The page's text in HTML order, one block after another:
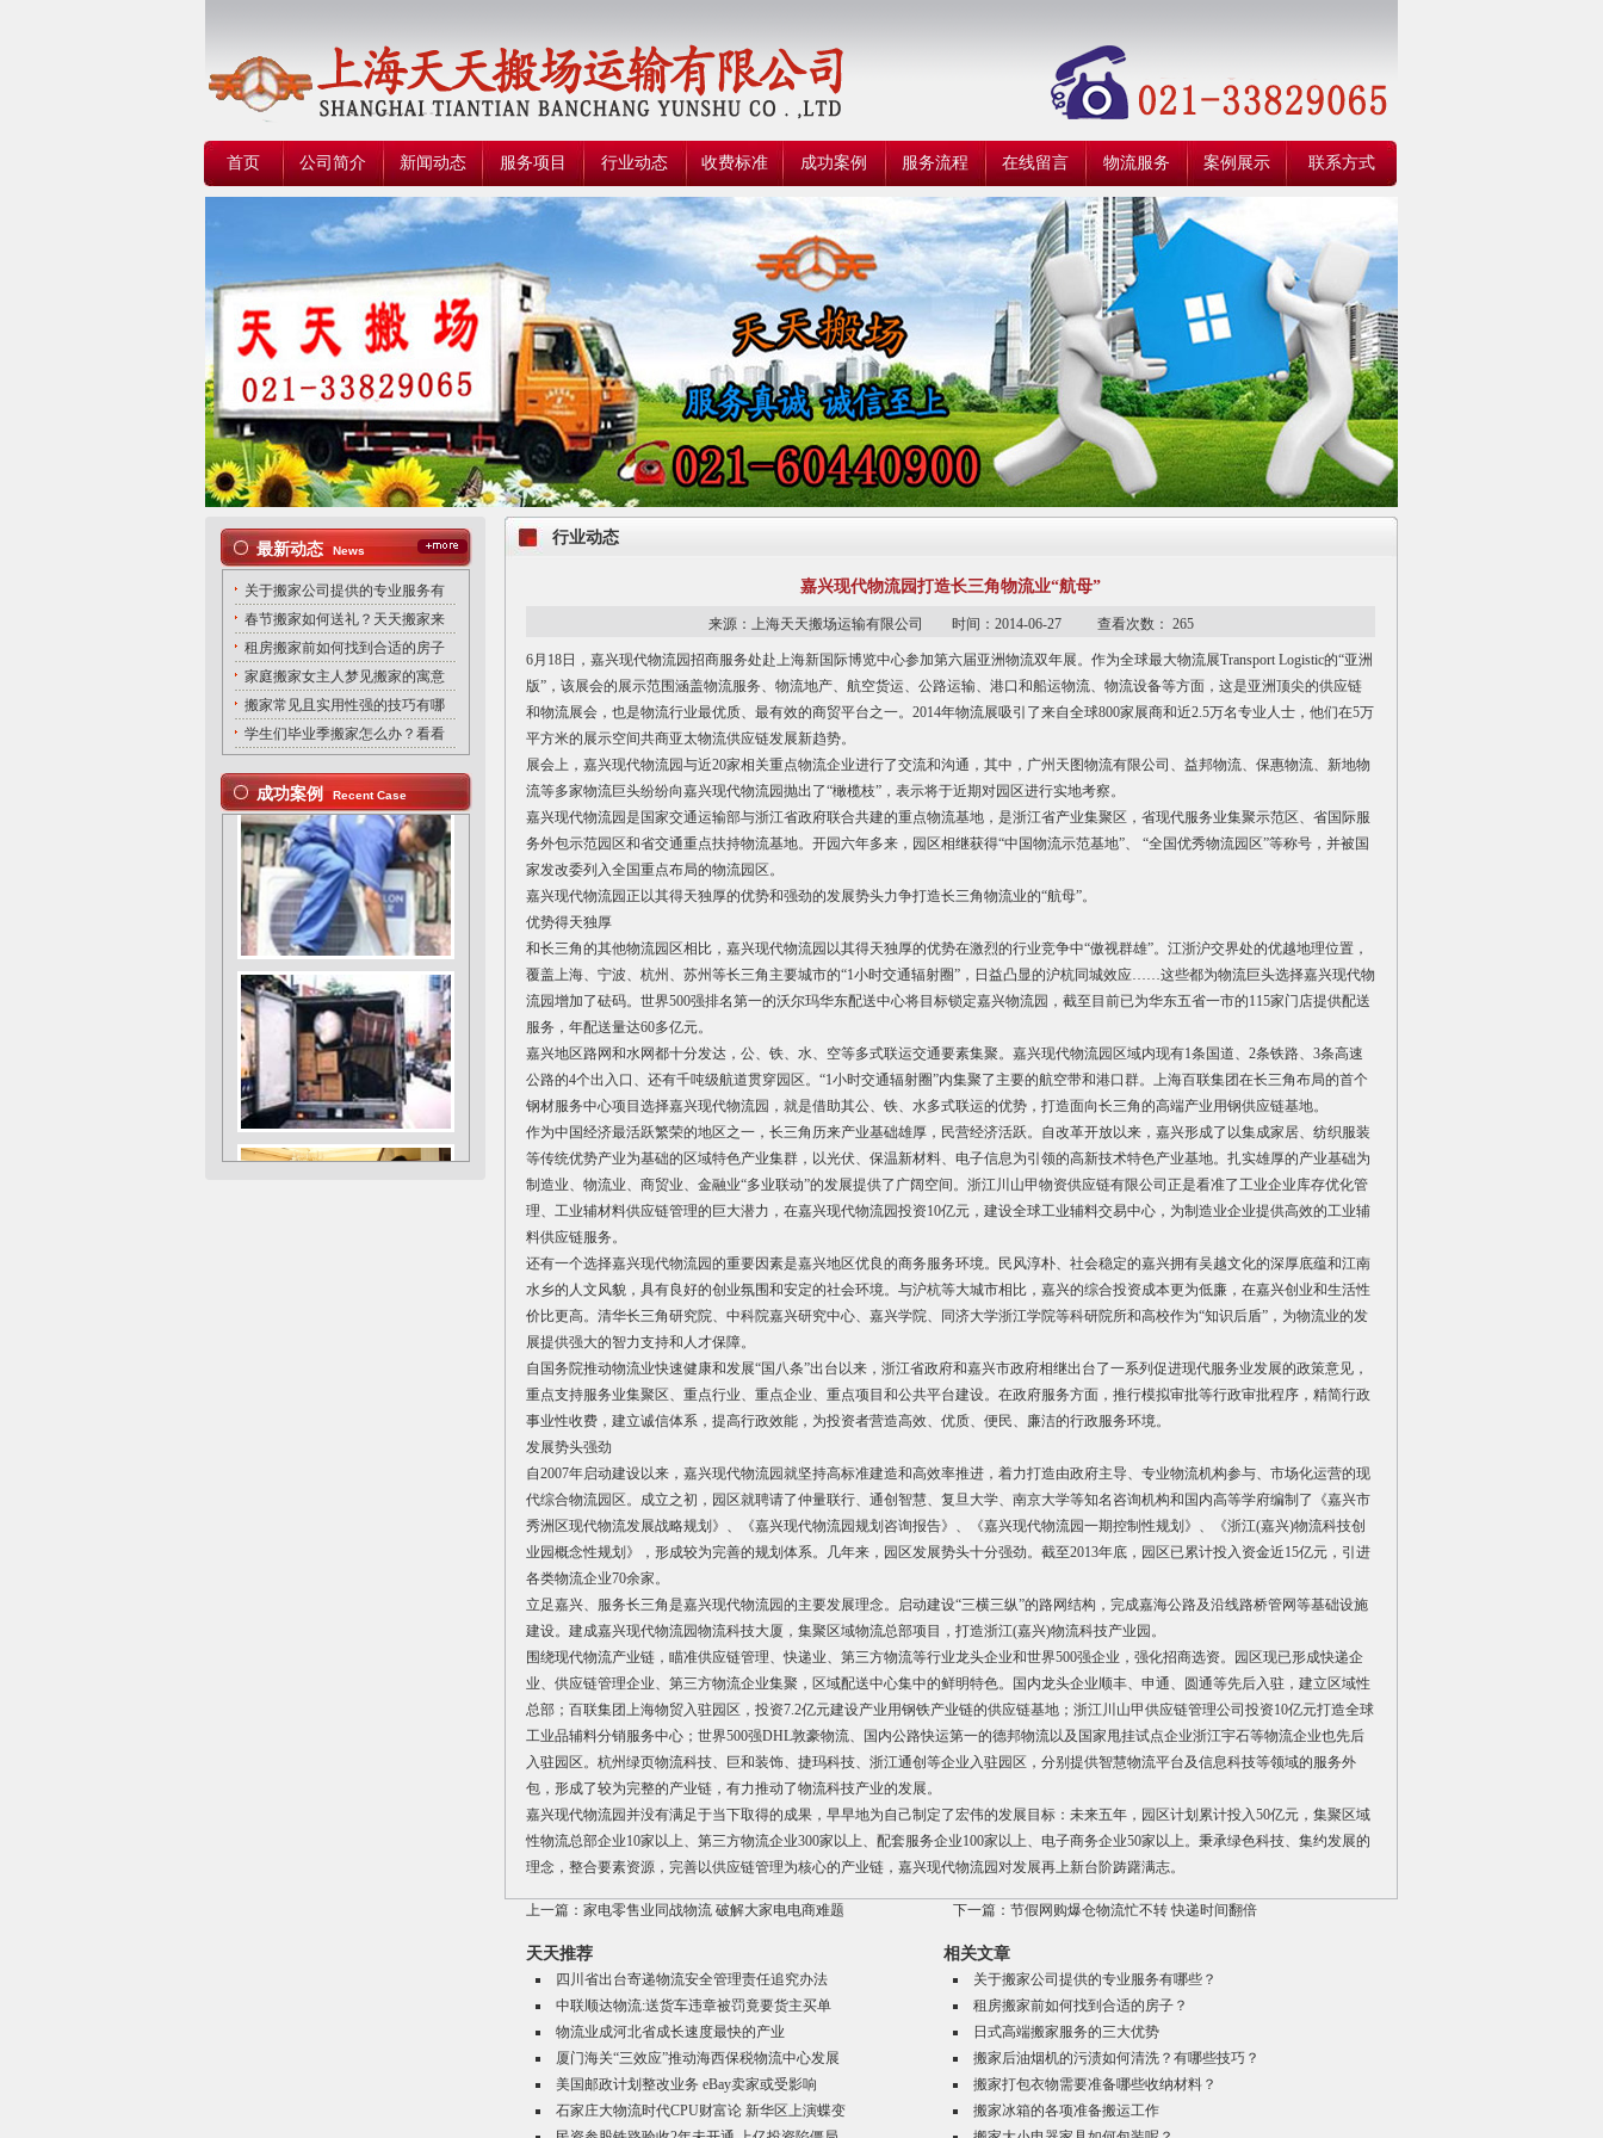
首页 公司简介 新闻动态 服务项目 行业动态 收费标准 成功案例 服务流程 在线留言 物流服务 案例展示 联系方式
最新动态 News
关于搬家公司提供的专业服务有
春节搬家如何送礼？天天搬家来
租房搬家前如何找到合适的房子
家庭搬家女主人梦见搬家的寓意
搬家常见且实用性强的技巧有哪
学生们毕业季搬家怎么办？看看
成功案例 Recent Case
行业动态
嘉兴现代物流园打造长三角物流业“航母”
来源：上海天天搬场运输有限公司 时间：2014-06-27 查看次数： 265
6月18日，嘉兴现代物流园招商服务处赴上海新国际博览中心参加第六届亚洲物流双年展。作为全球最大物流展Transport Logistic的“亚洲
版”，该展会的展示范围涵盖物流服务、物流地产、航空货运、公路运输、港口和船运物流、物流设备等方面，这是亚洲顶尖的供应链
和物流展会，也是物流行业最优质、最有效的商贸平台之一。2014年物流展吸引了来自全球800家展商和近2.5万名专业人士，他们在5万
平方米的展示空间共商亚太物流供应链发展新趋势。
展会上，嘉兴现代物流园与近20家相关重点物流企业进行了交流和沟通，其中，广州天图物流有限公司、益邦物流、保惠物流、新地物
流等多家物流巨头纷纷向嘉兴现代物流园抛出了“橄榄枝”，表示将于近期对园区进行实地考察。
嘉兴现代物流园是国家交通运输部与浙江省政府联合共建的重点物流基地，是浙江省产业集聚区，省现代服务业集聚示范区、省国际服
务外包示范园区和省交通重点扶持物流基地。开园六年多来，园区相继获得“中国物流示范基地”、 “全国优秀物流园区”等称号，并被国
家发改委列入全国重点布局的物流园区。
嘉兴现代物流园正以其得天独厚的优势和强劲的发展势头力争打造长三角物流业的“航母”。
优势得天独厚
和长三角的其他物流园区相比，嘉兴现代物流园以其得天独厚的优势在激烈的行业竞争中“傲视群雄”。江浙沪交界处的优越地理位置，
覆盖上海、宁波、杭州、苏州等长三角主要城市的“1小时交通辐射圈”，日益凸显的沪杭同城效应……这些都为物流巨头选择嘉兴现代物
流园增加了砝码。世界500强排名第一的沃尔玛华东配送中心将目标锁定嘉兴物流园，截至目前已为华东五省一市的115家门店提供配送
服务，年配送量达60多亿元。
嘉兴地区路网和水网都十分发达，公、铁、水、空等多式联运交通要素集聚。嘉兴现代物流园区域内现有1条国道、2条铁路、3条高速
公路的4个出入口、还有千吨级航道贯穿园区。“1小时交通辐射圈”内集聚了主要的航空带和港口群。上海百联集团在长三角布局的首个
钢材服务中心项目选择嘉兴现代物流园，就是借助其公、铁、水多式联运的优势，打造面向长三角的高端产业用钢供应链基地。
作为中国经济最活跃繁荣的地区之一，长三角历来产业基础雄厚，民营经济活跃。自改革开放以来，嘉兴形成了以集成家居、纺织服装
等传统优势产业为基础的区域特色产业集群，以光伏、保温新材料、电子信息为引领的高新技术特色产业基地。扎实雄厚的产业基础为
制造业、物流业、商贸业、金融业“多业联动”的发展提供了广阔空间。浙江川山甲物资供应链有限公司正是看准了工业企业库存优化管
理、工业辅材料供应链管理的巨大潜力，在嘉兴现代物流园投资10亿元，建设全球工业辅料交易中心，为制造业企业提供高效的工业辅
料供应链服务。
还有一个选择嘉兴现代物流园的重要因素是嘉兴地区优良的商务服务环境。民风淳朴、社会稳定的嘉兴拥有吴越文化的深厚底蕴和江南
水乡的人文风貌，具有良好的创业氛围和安定的社会环境。与沪杭等大城市相比，嘉兴的综合投资成本更为低廉，在嘉兴创业和生活性
价比更高。清华长三角研究院、中科院嘉兴研究中心、嘉兴学院、同济大学浙江学院等科研院所和高校作为“知识后盾”，为物流业的发
展提供强大的智力支持和人才保障。
自国务院推动物流业快速健康和发展“国八条”出台以来，浙江省政府和嘉兴市政府相继出台了一系列促进现代服务业发展的政策意见，
重点支持服务业集聚区、重点行业、重点企业、重点项目和公共平台建设。在政府服务方面，推行模拟审批等行政审批程序，精简行政
事业性收费，建立诚信体系，提高行政效能，为投资者营造高效、优质、便民、廉洁的行政服务环境。
发展势头强劲
自2007年启动建设以来，嘉兴现代物流园就坚持高标准建造和高效率推进，着力打造由政府主导、专业物流机构参与、市场化运营的现
代综合物流园区。成立之初，园区就聘请了仲量联行、通创智慧、复旦大学、南京大学等知名咨询机构和国内高等学府编制了《嘉兴市
秀洲区现代物流发展战略规划》、《嘉兴现代物流园规划咨询报告》、《嘉兴现代物流园一期控制性规划》、《浙江(嘉兴)物流科技创
业园概念性规划》，形成较为完善的规划体系。几年来，园区发展势头十分强劲。截至2013年底，园区已累计投入资金近15亿元，引进
各类物流企业70余家。
立足嘉兴、服务长三角是嘉兴现代物流园的主要发展理念。启动建设“三横三纵”的路网结构，完成嘉海公路及沿线路桥管网等基础设施
建设。建成嘉兴现代物流园物流科技大厦，集聚区域物流总部项目，打造浙江(嘉兴)物流科技产业园。
围绕现代物流产业链，瞄准供应链管理、快递业、第三方物流等行业龙头企业和世界500强企业，强化招商选资。园区现已形成快递企
业、供应链管理企业、第三方物流企业集聚，区域配送中心集中的鲜明特色。国内龙头企业顺丰、申通、圆通等先后入驻，建立区域性
总部；百联集团上海物贸入驻园区，投资7.2亿元建设产业用钢铁产业链的供应链基地；浙江川山甲供应链管理公司投资10亿元打造全球
工业品辅料分销服务中心；世界500强DHL敦豪物流、国内公路快运第一的德邦物流以及国家甩挂试点企业浙江宇石等物流企业也先后
入驻园区。杭州绿页物流科技、巨和装饰、捷玛科技、浙江通创等企业入驻园区，分别提供智慧物流平台及信息科技等领域的服务外
包，形成了较为完整的产业链，有力推动了物流科技产业的发展。
嘉兴现代物流园并没有满足于当下取得的成果，早早地为自己制定了宏伟的发展目标：未来五年，园区计划累计投入50亿元，集聚区域
性物流总部企业10家以上、第三方物流企业300家以上、配套服务企业100家以上、电子商务企业50家以上。秉承绿色科技、集约发展的
理念，整合要素资源，完善以供应链管理为核心的产业链，嘉兴现代物流园对发展再上新台阶踌躇满志。
上一篇： 家电零售业同战物流 破解大家电电商难题 下一篇： 节假网购爆仓物流忙不转 快递时间翻倍
天天推荐
四川省出台寄递物流安全管理责任追究办法
中联顺达物流:送货车违章被罚竟要货主买单
物流业成河北省成长速度最快的产业
厦门海关“三效应”推动海西保税物流中心发展
美国邮政计划整改业务 eBay卖家或受影响
石家庄大物流时代CPU财富论 新华区上演蝶变
相关文章
关于搬家公司提供的专业服务有哪些？
租房搬家前如何找到合适的房子？
日式高端搬家服务的三大优势
搬家后油烟机的污渍如何清洗？有哪些技巧？
搬家打包衣物需要准备哪些收纳材料？
搬家冰箱的各项准备搬运工作